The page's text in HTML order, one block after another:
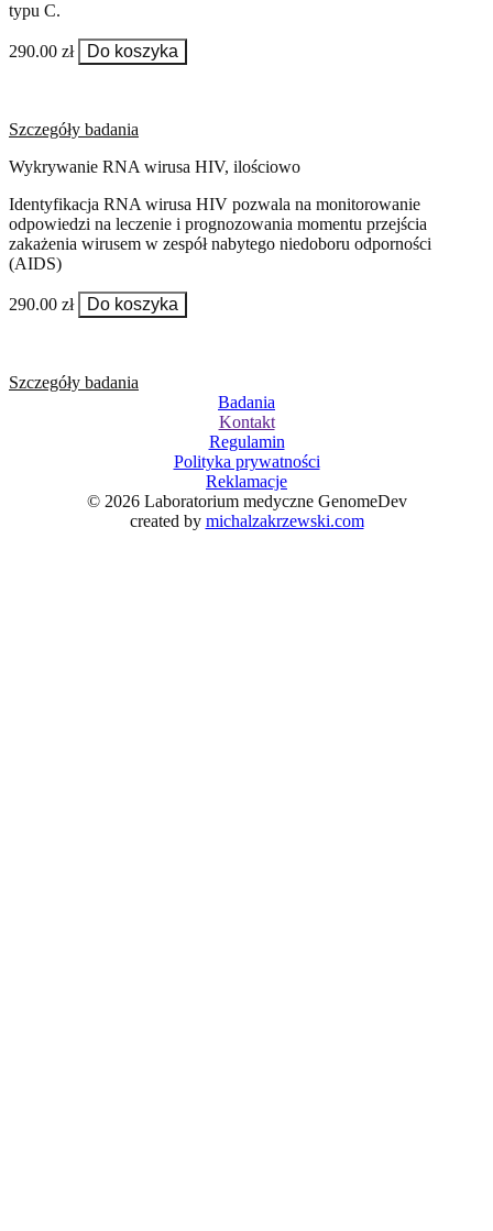
typu C.
290.00 zł Do koszyka
Szczegóły badania
Wykrywanie RNA wirusa HIV, ilościowo
Identyfikacja RNA wirusa HIV pozwala na monitorowanie
odpowiedzi na leczenie i prognozowania momentu przejścia
zakażenia wirusem w zespół nabytego niedoboru odporności
(AIDS)
290.00 zł Do koszyka
Szczegóły badania
Badania
Kontakt
Regulamin
Polityka prywatności
Reklamacje
© 2026 Laboratorium medyczne GenomeDev
created by michalzakrzewski.com